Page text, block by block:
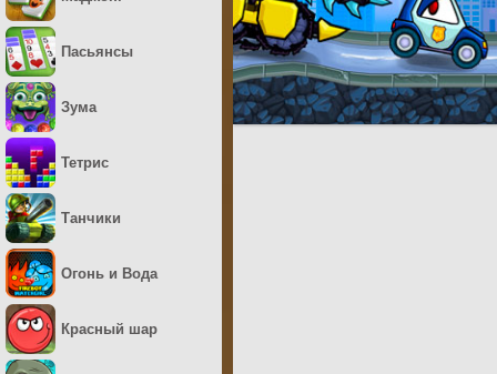
Пасьянсы
Зума
Тетрис
Танчики
Огонь и Вода
Красный шар